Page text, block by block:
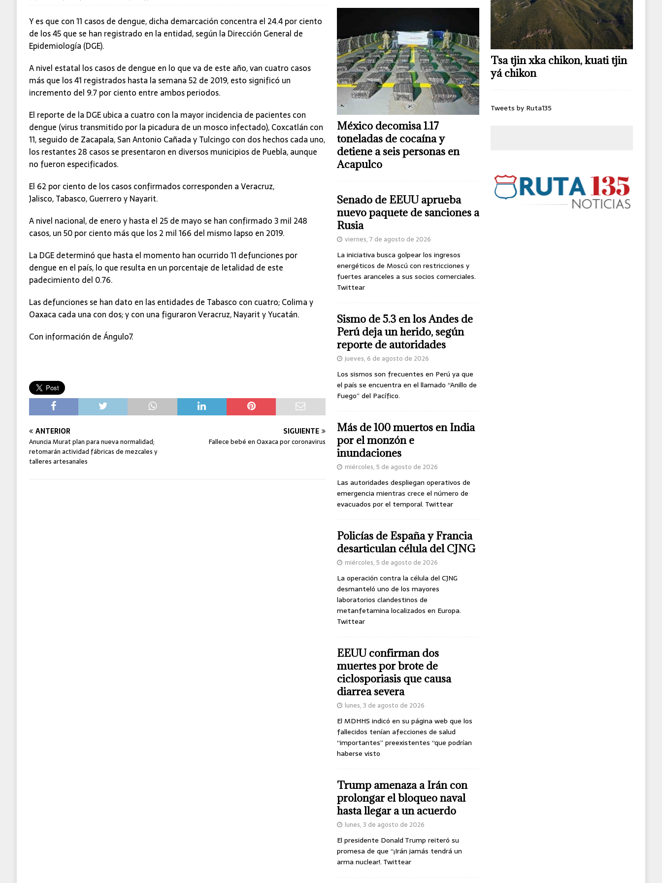
Y es que con 11 casos de dengue, dicha demarcación concentra el 24.4 por ciento
de los 45 que se han registrado en la entidad, según la Dirección General de
Epidemiología (DGE).
A nivel estatal los casos de dengue en lo que va de este año, van cuatro casos
más que los 41 registrados hasta la semana 52 de 2019, esto significó un
incremento del 9.7 por ciento entre ambos periodos.
El reporte de la DGE ubica a cuatro con la mayor incidencia de pacientes con
dengue (virus transmitido por la picadura de un mosco infectado), Coxcatlán con
11, seguido de Zacapala, San Antonio Cañada y Tulcingo con dos hechos cada uno,
los restantes 28 casos se presentaron en diversos municipios de Puebla, aunque
no fueron especificados.
El 62 por ciento de los casos confirmados corresponden a Veracruz,
Jalisco, Tabasco, Guerrero y Nayarit.
A nivel nacional, de enero y hasta el 25 de mayo se han confirmado 3 mil 248
casos, un 50 por ciento más que los 2 mil 166 del mismo lapso en 2019.
La DGE determinó que hasta el momento han ocurrido 11 defunciones por
dengue en el país, lo que resulta en un porcentaje de letalidad de este
padecimiento del 0.76.
Las defunciones se han dato en las entidades de Tabasco con cuatro; Colima y
Oaxaca cada una con dos; y con una figuraron Veracruz, Nayarit y Yucatán.
Con información de Ángulo7.
ANTERIOR
Anuncia Murat plan para nueva normalidad;
retomarán actividad fábricas de mezcales y
talleres artesanales
SIGUIENTE
Fallece bebé en Oaxaca por coronavirus
México decomisa 1.17
toneladas de cocaína y
detiene a seis personas en
Acapulco
Senado de EEUU aprueba
nuevo paquete de sanciones a
Rusia
viernes, 7 de agosto de 2026
La iniciativa busca golpear los ingresos
energéticos de Moscú con restricciones y
fuertes aranceles a sus socios comerciales.
Twittear
Sismo de 5.3 en los Andes de
Perú deja un herido, según
reporte de autoridades
jueves, 6 de agosto de 2026
Los sismos son frecuentes en Perú ya que
el país se encuentra en el llamado “Anillo de
Fuego” del Pacífico.
Más de 100 muertos en India
por el monzón e
inundaciones
miércoles, 5 de agosto de 2026
Las autoridades despliegan operativos de
emergencia mientras crece el número de
evacuados por el temporal. Twittear
Policías de España y Francia
desarticulan célula del CJNG
miércoles, 5 de agosto de 2026
La operación contra la célula del CJNG
desmanteló uno de los mayores
laboratorios clandestinos de
metanfetamina localizados en Europa.
Twittear
EEUU confirman dos
muertes por brote de
ciclosporiasis que causa
diarrea severa
lunes, 3 de agosto de 2026
El MDHHS indicó en su página web que los
fallecidos tenían afecciones de salud
“importantes” preexistentes “que podrían
haberse visto
Trump amenaza a Irán con
prolongar el bloqueo naval
hasta llegar a un acuerdo
lunes, 3 de agosto de 2026
El presidente Donald Trump reiteró su
promesa de que “¡Irán jamás tendrá un
arma nuclear!. Twittear
Tsa tjin xka chikon, kuati tjin
yá chikon
Tweets by Ruta135